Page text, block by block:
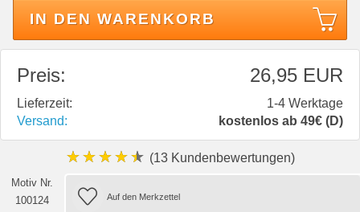
IN DEN WARENKORB
Preis: 26,95 EUR
Lieferzeit:
1-4 Werktage
Versand:
kostenlos ab 49€ (D)
★★★★★ (13 Kundenbewertungen)
Motiv Nr.
100124